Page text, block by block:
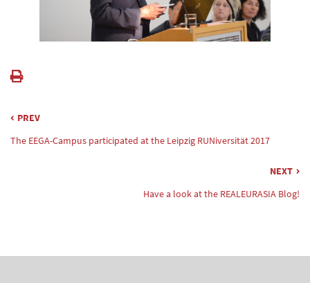
PREV
The EEGA-Campus participated at the Leipzig RUNiversität 2017
NEXT
Have a look at the REALEURASIA Blog!